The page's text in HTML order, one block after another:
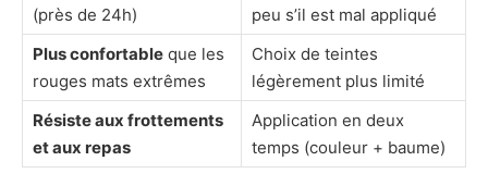
(près de 24h)
peu s’il est mal appliqué
Plus confortable que les
rouges mats extrêmes
Choix de teintes
légèrement plus limité
Résiste aux frottements
et aux repas
Application en deux
temps (couleur + baume)